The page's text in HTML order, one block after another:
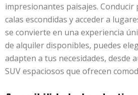
impresionantes paisajes.
calas escondidas y acceder a
se convierte en una experiencia
de alquiler disponibles, puedes
adapten a tus necesidades, desde
SUV espaciosos que ofrecen